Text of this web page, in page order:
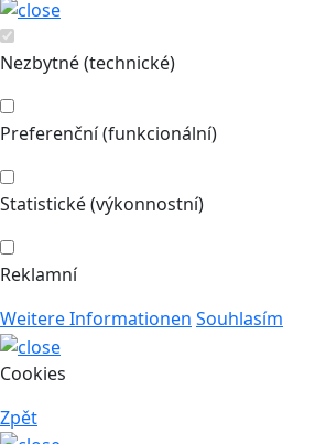
Nezbytné (technické)
Preferenční (funkcionální)
Statistické (výkonnostní)
Reklamní
Weitere Informationen Souhlasím
Cookies
Zpět